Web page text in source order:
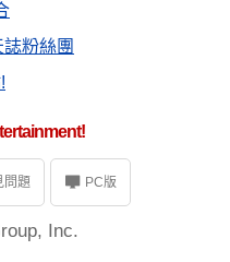
粉絲團
問題 PC版
Inc.